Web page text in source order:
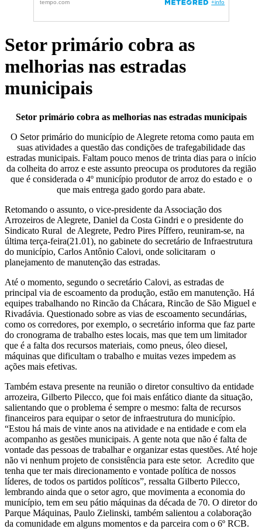
Setor primário cobra as
melhorias nas estradas
municipais
Setor primário cobra as melhorias nas estradas municipais
O Setor primário do município de Alegrete retoma como pauta em
suas atividades a questão das condições de trafegabilidade das
estradas municipais. Faltam pouco menos de trinta dias para o início
da colheita do arroz e este assunto preocupa os produtores da região
que é considerada o 4º município produtor de arroz do estado e o
que mais entrega gado gordo para abate.
Retomando o assunto, o vice-presidente da Associação dos
Arrozeiros de Alegrete, Daniel da Costa Gindri e o presidente do
Sindicato Rural de Alegrete, Pedro Pires Píffero, reuniram-se, na
última terça-feira(21.01), no gabinete do secretário de Infraestrutura
do município, Carlos Antônio Calovi, onde solicitaram o
planejamento de manutenção das estradas.
Até o momento, segundo o secretário Calovi, as estradas de
principal via de escoamento da produção, estão em manutenção. Há
equipes trabalhando no Rincão da Chácara, Rincão de São Miguel e
Rivadávia. Questionado sobre as vias de escoamento secundárias,
como os corredores, por exemplo, o secretário informa que faz parte
do cronograma de trabalho estes locais, mas que tem um limitador
que é a falta dos recursos materiais, como pneus, óleo diesel,
máquinas que dificultam o trabalho e muitas vezes impedem as
ações mais efetivas.
Também estava presente na reunião o diretor consultivo da entidade
arrozeira, Gilberto Pilecco, que foi mais enfático diante da situação,
salientando que o problema é sempre o mesmo: falta de recursos
financeiros para equipar o setor de infraestrutura do município.
“Estou há mais de vinte anos na atividade e na entidade e com ela
acompanho as gestões municipais. A gente nota que não é falta de
vontade das pessoas de trabalhar e organizar estas questões. Até hoje
não vi nenhum projeto de consistência para este setor. Acredito que
tenha que ter mais direcionamento e vontade política de nossos
líderes, de todos os partidos políticos”, ressalta Gilberto Pilecco,
lembrando ainda que o setor agro, que movimenta a economia do
município, tem em seu pátio máquinas da década de 70. O diretor do
Parque Máquinas, Paulo Zielinski, também salientou a colaboração
da comunidade em alguns momentos e da parceira com o 6º RCB.